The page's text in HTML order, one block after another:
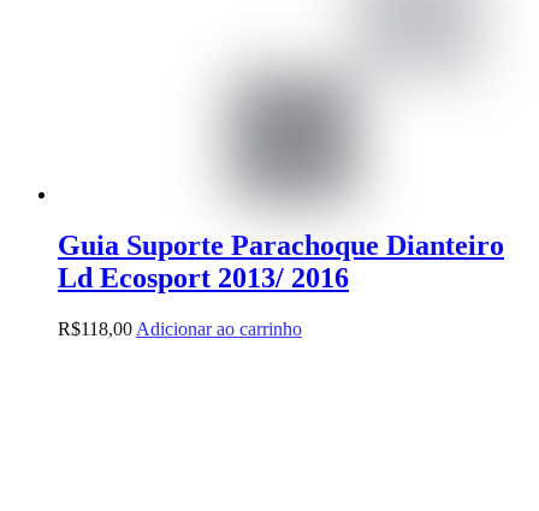
Guia Suporte Parachoque Dianteiro
Ld Ecosport 2013/ 2016
R$118,00 Adicionar ao carrinho